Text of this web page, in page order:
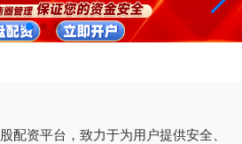
配资平台，致力于为用户提供安全、